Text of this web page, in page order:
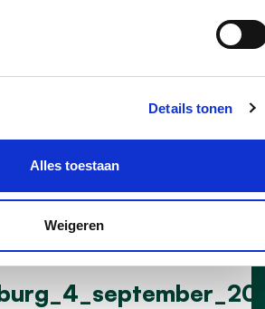
Details tonen
Alles toestaan
Weigeren